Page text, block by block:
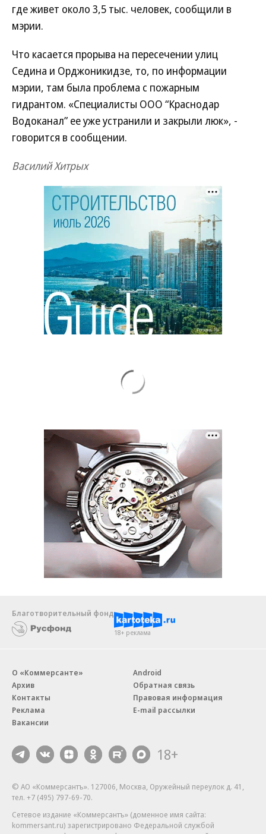
где живет около 3,5 тыс. человек, сообщили в
мэрии.
Что касается прорыва на пересечении улиц
Седина и Орджоникидзе, то, по информации
мэрии, там была проблема с пожарным
гидрантом. «Специалисты ООО “Краснодар
Водоканал” ее уже устранили и закрыли люк», -
говорится в сообщении.
Василий Хитрых
Благотворительный фонд
18+ реклама
О «Коммерсанте»
Архив
Контакты
Реклама
Вакансии
Android
Обратная связь
Правовая информация
E-mail рассылки
18+
© АО «Коммерсантъ». 127006, Москва, Оружейный переулок д. 41,
тел. +7 (495) 797-69-70.
Сетевое издание «Коммерсантъ» (доменное имя сайта:
kommersant.ru) зарегистрировано Федеральной службой